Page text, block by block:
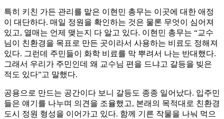
특히 키친 가든 관리를 맡은 이현민 총무는 이곳에 대한 애정
이 대단하다. 매일 정원을 확인하는 것은 물론 무엇이 심어져
있고, 열매는 언제 맺는지 다 알고 있다. 이현민 총무는 “교수
님이 친환경을 목표로 만든 곳이라서 사용하는 비료도 정해져
있다. 그런데 주민들이 화학 비료를 막 뿌려서 나는 반대했다.
그래서 우리가 주민인데 왜 교수님 편을 드냐고 갈등을 빚은
적도 있다”고 말했다.
공용으로 만드는 공간이다 보니 갈등도 종종 일어났다. 입주민
들은 얘기를 나누며 의견을 조율했고, 본래의 목적대로 친환경
도시 정원 형성을 이어가고 있다. 함께 기른 작물을 나눠 먹으